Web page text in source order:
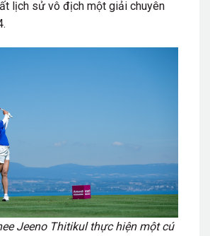
lịch sử vô địch một giải chuyên
.
Jeeno Thitikul thực hiện một cú